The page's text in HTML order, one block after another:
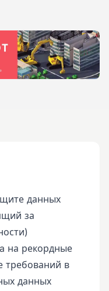
данных
за
на рекордные
требований в
данных